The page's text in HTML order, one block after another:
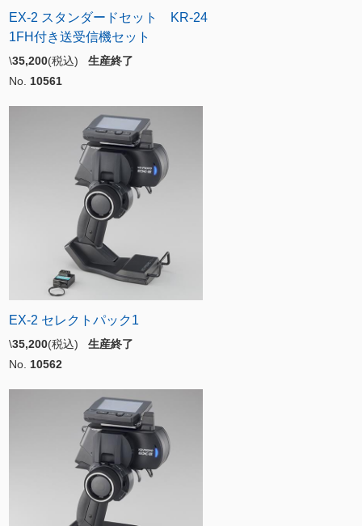
EX-2 スタンダードセット KR-24
1FH付き送受信機セット
\35,200(税込) 生産終了
No. 10561
EX-2 セレクトパック1
\35,200(税込) 生産終了
No. 10562